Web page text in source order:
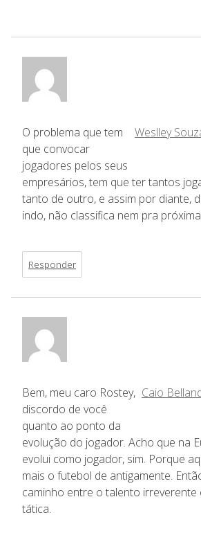
Weslley
O problema que tem
que convocar
jogadores pelos seus
empresários, tem que ter tantos
tanto de outro, e assim por diante,
indo, não classifica nem pra
Responder
Caio
Bem, meu caro Rostey,
discordo de você
quanto ao ponto da
evolução do jogador. Acho que na
evolui como jogador, sim. Porque
mais o futebol de antigamente.
caminho entre o talento irreverente
tática.